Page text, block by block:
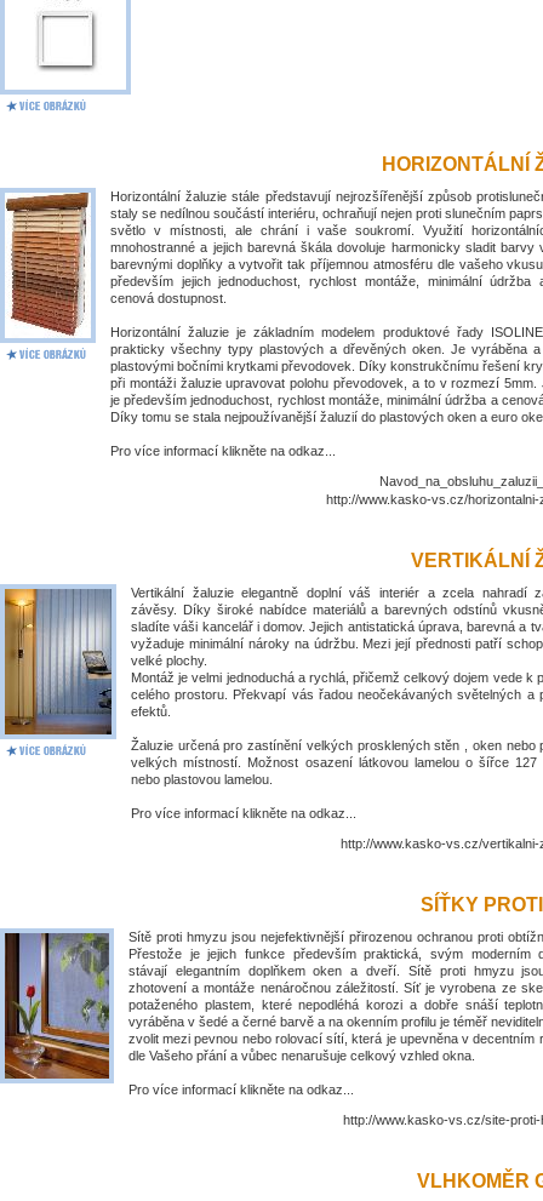
HORIZONTÁLNÍ
Horizontální žaluzie stále představují nejrozšířenější způsob
staly se nedílnou součástí interiéru, ochraňují nejen proti slunečním
světlo v místnosti, ale chrání i vaše soukromí. Využití
mnohostranné a jejich barevná škála dovoluje harmonicky sladit barvy
barevnými doplňky a vytvořit tak příjemnou atmosféru dle vašeho
především jejich jednoduchost, rychlost montáže, minimální údržba
cenová dostupnost.
Horizontální žaluzie je základním modelem produktové řady
prakticky všechny typy plastových a dřevěných oken. Je vyráběna
plastovými bočními krytkami převodovek. Díky konstrukčnímu řešení
při montáži žaluzie upravovat polohu převodovek, a to v rozmezí 5mm.
je především jednoduchost, rychlost montáže, minimální údržba a
Díky tomu se stala nejpoužívanější žaluzií do plastových oken a euro
Pro více informací klikněte na odkaz...
http://www.kasko-vs.cz/horizontalni-
VERTIKÁLNÍ
Vertikální žaluzie elegantně doplní váš interiér a zcela nahradí
závěsy. Díky široké nabídce materiálů a barevných odstínů
sladíte váši kancelář i domov. Jejich antistatická úprava, barevná a
vyžaduje minimální nároky na údržbu. Mezi její přednosti patří
velké plochy.
Montáž je velmi jednoduchá a rychlá, přičemž celkový dojem vede k
celého prostoru. Překvapí vás řadou neočekávaných světelných a
efektů.
Žaluzie určená pro zastínění velkých prosklených stěn , oken nebo
velkých místností. Možnost osazení látkovou lamelou o šířce 127
nebo plastovou lamelou.
Pro více informací klikněte na odkaz...
http://www.kasko-vs.cz/vertikalni-
SÍŤKY
Sítě proti hmyzu jsou nejefektivnější přirozenou ochranou proti
Přestože je jejich funkce především praktická, svým moderním
stávají elegantním doplňkem oken a dveří. Sítě proti hmyzu
zhotovení a montáže nenáročnou záležitostí. Síť je vyrobena ze
potaženého plastem, které nepodléhá korozi a dobře snáší
vyráběna v šedé a černé barvě a na okenním profilu je téměř
zvolit mezi pevnou nebo rolovací sítí, která je upevněna v decentním
dle Vašeho přání a vůbec nenarušuje celkový vzhled okna.
Pro více informací klikněte na odkaz...
http://www.kasko-vs.cz/site-
VLHKOMĚR